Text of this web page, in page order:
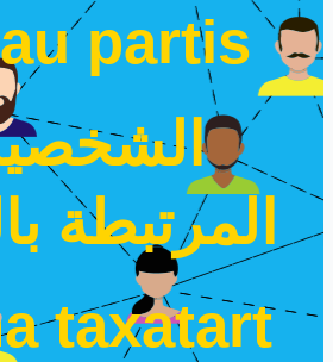
partis
المرتبطة
taxatart